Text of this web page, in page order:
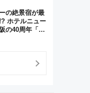
阜羽島の素晴
の絶景宿が最
ホテルニュー
の40周年「夏
ル」で秋の関